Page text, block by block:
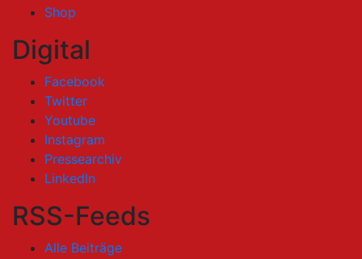
Shop
Digital
Facebook
Twitter
Youtube
Instagram
Pressearchiv
LinkedIn
RSS-Feeds
Alle Beiträge